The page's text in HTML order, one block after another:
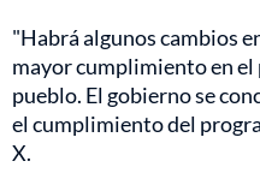
"Habrá algunos cambios
mayor cumplimiento en
pueblo. El gobierno se
el cumplimiento del
X.